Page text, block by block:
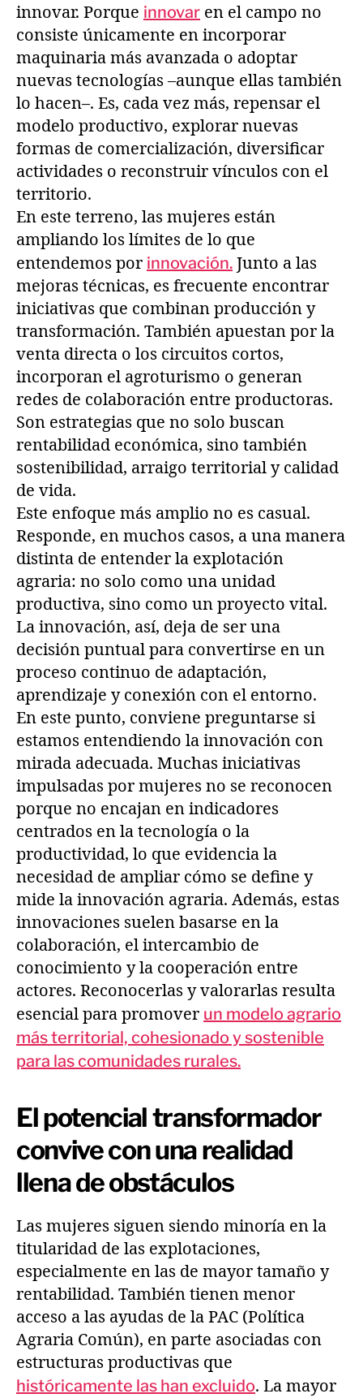
innovar. Porque innovar en el campo no
consiste únicamente en incorporar
maquinaria más avanzada o adoptar
nuevas tecnologías –aunque ellas también
lo hacen–. Es, cada vez más, repensar el
modelo productivo, explorar nuevas
formas de comercialización, diversificar
actividades o reconstruir vínculos con el
territorio.
En este terreno, las mujeres están
ampliando los límites de lo que
entendemos por innovación. Junto a las
mejoras técnicas, es frecuente encontrar
iniciativas que combinan producción y
transformación. También apuestan por la
venta directa o los circuitos cortos,
incorporan el agroturismo o generan
redes de colaboración entre productoras.
Son estrategias que no solo buscan
rentabilidad económica, sino también
sostenibilidad, arraigo territorial y calidad
de vida.
Este enfoque más amplio no es casual.
Responde, en muchos casos, a una manera
distinta de entender la explotación
agraria: no solo como una unidad
productiva, sino como un proyecto vital.
La innovación, así, deja de ser una
decisión puntual para convertirse en un
proceso continuo de adaptación,
aprendizaje y conexión con el entorno.
En este punto, conviene preguntarse si
estamos entendiendo la innovación con
mirada adecuada. Muchas iniciativas
impulsadas por mujeres no se reconocen
porque no encajan en indicadores
centrados en la tecnología o la
productividad, lo que evidencia la
necesidad de ampliar cómo se define y
mide la innovación agraria. Además, estas
innovaciones suelen basarse en la
colaboración, el intercambio de
conocimiento y la cooperación entre
actores. Reconocerlas y valorarlas resulta
esencial para promover un modelo agrario
más territorial, cohesionado y sostenible
para las comunidades rurales.
El potencial transformador
convive con una realidad
llena de obstáculos
Las mujeres siguen siendo minoría en la
titularidad de las explotaciones,
especialmente en las de mayor tamaño y
rentabilidad. También tienen menor
acceso a las ayudas de la PAC (Política
Agraria Común), en parte asociadas con
estructuras productivas que
históricamente las han excluido. La mayor